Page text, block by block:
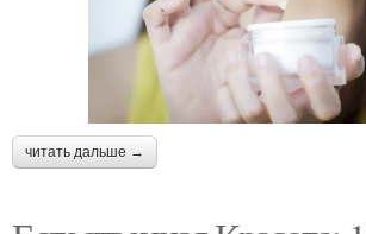
читать дальше →